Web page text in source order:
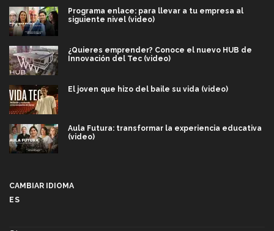
Programa enlace: para llevar a tu empresa al
siguiente nivel (video)
¿Quieres emprender? Conoce el nuevo HUB de
Innovación del Tec (video)
El joven que hizo del baile su vida (video)
Aula Futura: transformar la experiencia educativa
(video)
CAMBIAR IDIOMA
ES